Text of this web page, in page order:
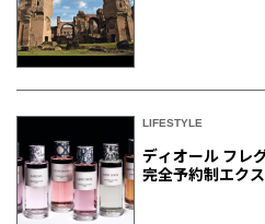
LIFESTYLE
ディオール フレ
完全予約制エク